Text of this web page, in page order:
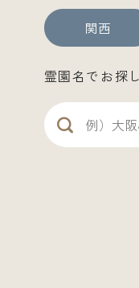
関西
霊園名でお探